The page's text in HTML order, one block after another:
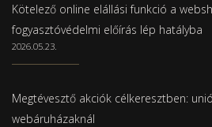
Kötelező online elállási funkció a
fogyasztóvédelmi előírás lép hatályba
2026.05.23.
Megtévesztő akciók célkeresztben:
webáruházaknál